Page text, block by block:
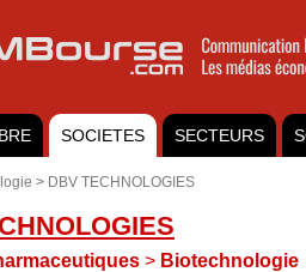
SOCIETES SECTEURS
> DBV TECHNOLOGIES
> Biotechnologie